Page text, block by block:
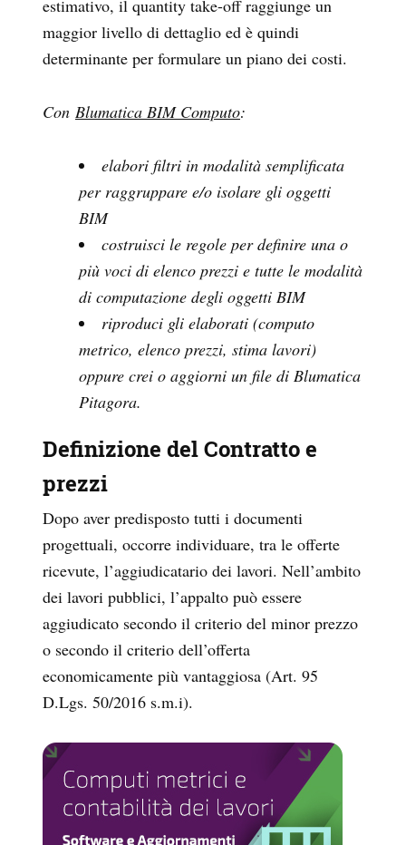
estimativo, il quantity take-off raggiunge un
maggior livello di dettaglio ed è quindi
determinante per formulare un piano dei costi.
Con Blumatica BIM Computo:
elabori filtri in modalità semplificata
per raggruppare e/o isolare gli oggetti
BIM
costruisci le regole per definire una o
più voci di elenco prezzi e tutte le modalità
di computazione degli oggetti BIM
riproduci gli elaborati (computo
metrico, elenco prezzi, stima lavori)
oppure crei o aggiorni un file di Blumatica
Pitagora.
Definizione del Contratto e
prezzi
Dopo aver predisposto tutti i documenti
progettuali, occorre individuare, tra le offerte
ricevute, l’aggiudicatario dei lavori. Nell’ambito
dei lavori pubblici, l’appalto può essere
aggiudicato secondo il criterio del minor prezzo
o secondo il criterio dell’offerta
economicamente più vantaggiosa (Art. 95
D.Lgs. 50/2016 s.m.i).